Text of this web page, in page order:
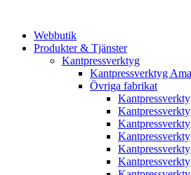
Webbutik
Produkter & Tjänster
Kantpressverktyg
Kantpressverktyg
Övriga fabrikat